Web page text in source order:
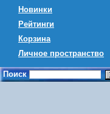
Новинки
Рейтинги
Корзина
Личное пространство
Поиск